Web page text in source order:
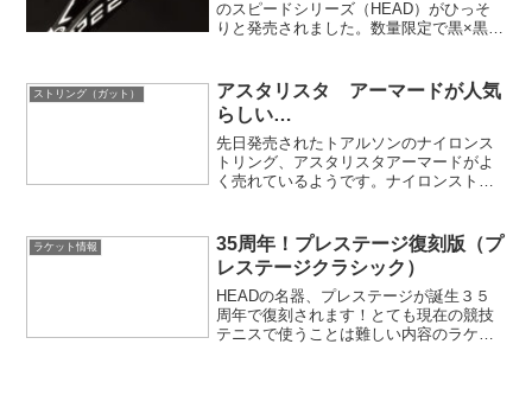
のスピードシリーズ（HEAD）がひっそ
りと発売されました。数量限定で黒×黒の
量のようです。
ストリング（ガット）
アスタリスタ アーマードが人気
らしい…
先日発売されたトアルソンのナイロンス
トリング、アスタリスタアーマードがよ
く売れているようです。ナイロンストリ
目を集めた気がしますね。
ラケット情報
35周年！プレステージ復刻版（プ
レステージクラシック）
HEADの名器、プレステージが誕生３５
周年で復刻されます！とても現在の競技
テニスで使うことは難しい内容のラケッ